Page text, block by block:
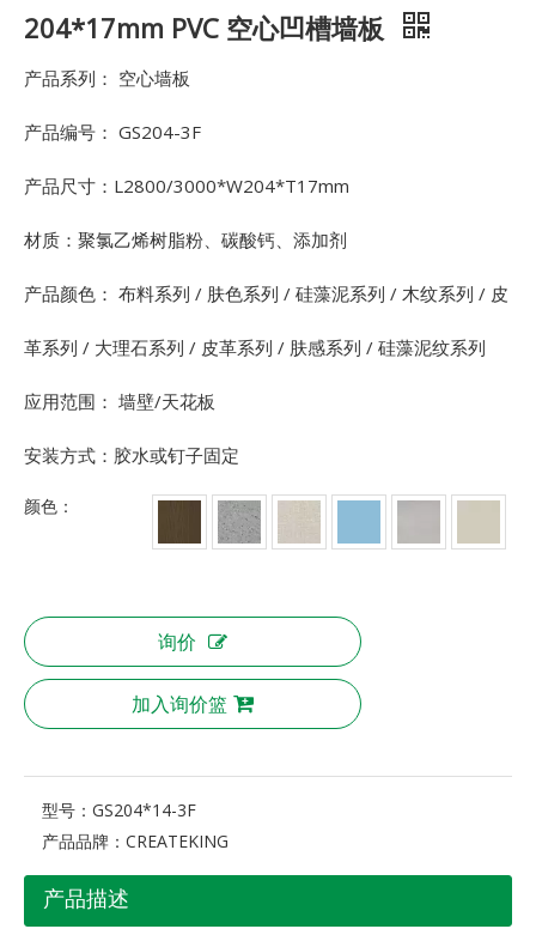
204*17mm PVC 空心凹槽墙板
产品系列： 空心墙板
产品编号： GS204-3F
产品尺寸：L2800/3000*W204*T17mm
材质：聚氯乙烯树脂粉、碳酸钙、添加剂
产品颜色： 布料系列 / 肤色系列 / 硅藻泥系列 / 木纹系列 / 皮
革系列 / 大理石系列 / 皮革系列 / 肤感系列 / 硅藻泥纹系列
应用范围： 墙壁/天花板
安装方式：胶水或钉子固定
颜色：
询价
加入询价篮
型号： GS204*14-3F
产品品牌： CREATEKING
产品描述